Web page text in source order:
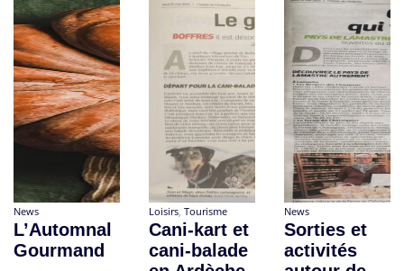
News
L’Automnal
Gourmand
Loisirs, Tourisme
Cani-kart et
cani-balade
News
Sorties et
activités